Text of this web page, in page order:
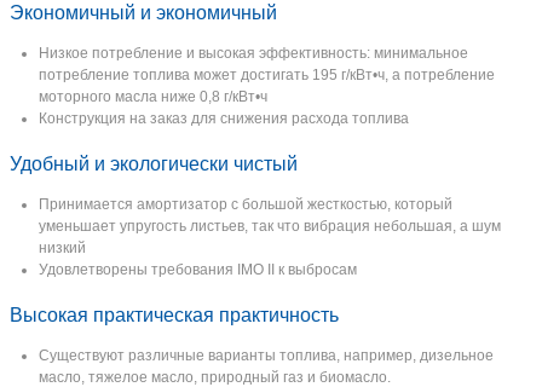
Экономичный и экономичный
Низкое потребление и высокая эффективность: минимальное
потребление топлива может достигать 195 г/кВт•ч, а потребление
моторного масла ниже 0,8 г/кВт•ч
Конструкция на заказ для снижения расхода топлива
Удобный и экологически чистый
Принимается амортизатор с большой жесткостью, который
уменьшает упругость листьев, так что вибрация небольшая, а шум
низкий
Удовлетворены требования IMO II к выбросам
Высокая практическая практичность
Существуют различные варианты топлива, например, дизельное
масло, тяжелое масло, природный газ и биомасло.